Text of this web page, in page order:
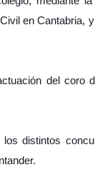
en Cantabria,
del coro
distintos